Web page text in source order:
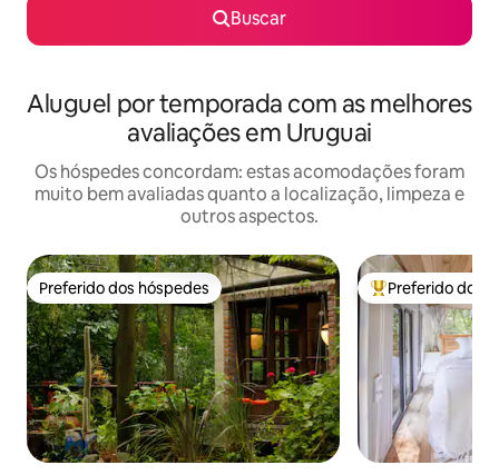
Buscar
Aluguel por temporada com as melhores
avaliações em Uruguai
Os hóspedes concordam: estas acomodações foram
muito bem avaliadas quanto a localização, limpeza e
outros aspectos.
Preferido dos hóspedes
Preferido dos hóspedes Entre os
Preferido dos